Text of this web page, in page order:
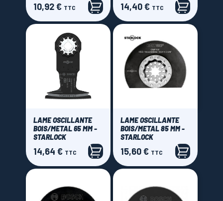
Prix
10,92 € TTC Prix
14,40 € TTC
LAME OSCILLANTE
BOIS/METAL 65 MM -
STARLOCK
Prix
14,64 € TTC
LAME OSCILLANTE
BOIS/METAL 85 MM -
STARLOCK
Prix
15,60 € TTC